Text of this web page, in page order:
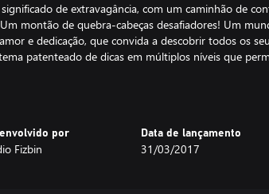
de extravagância, com um caminhão de
montão de quebra-cabeças desafiadores! Um
e dedicação, que convida a descobrir todos os
patenteado de dicas em múltiplos níveis que
e não estereoscópicos (!) - na contramão de todos
e voz de atores profissionais – tem até
de controle opcionais! E, é claro: Robert, a
por
Fizbin
Data de lançamento
31/03/2017